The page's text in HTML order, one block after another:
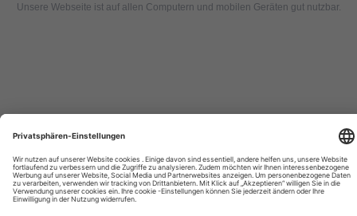
Unsere Webseite ist auf allen Computern und mobilen Geräten gut nutzbar.
de
Tourismus
Nachrichten,
новости